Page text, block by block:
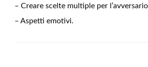
– Creare scelte multiple per l’avversario
– Aspetti emotivi.